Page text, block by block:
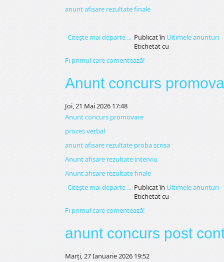
anunt afisare rezultate finale
Citeşte mai departe ... Publicat în Ultimele anunturi
Etichetat cu
Fi primul care comentează!
Anunt concurs
Joi, 21 Mai 2026 17:48
Anunt concurs promovare
proces verbal
anunt afisare rezultate proba scrisa
Anunt afisare rezultate interviu
Anunt afisare rezultate finale
Citeşte mai departe ... Publicat în Ultimele anunturi
Etichetat cu
Fi primul care comentează!
anunt concurs post
Marți, 27 Ianuarie 2026 19:52